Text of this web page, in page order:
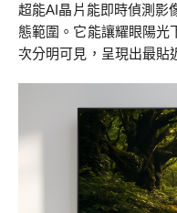
超能AI晶片能即時偵測影
態範圍。它能讓耀眼陽光
次分明可見，呈現出最貼